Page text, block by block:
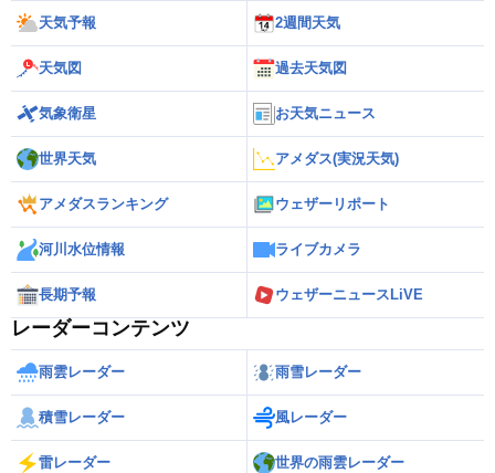
天気予報 2週間天気
天気図 過去天気図
気象衛星 お天気ニュース
世界天気 アメダス(実況天気)
アメダスランキング ウェザーリポート
河川水位情報 ライブカメラ
長期予報 ウェザーニュースLiVE
レーダーコンテンツ
雨雲レーダー 雨雪レーダー
積雪レーダー 風レーダー
雷レーダー 世界の雨雲レーダー